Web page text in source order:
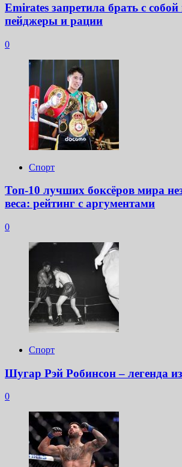
Emirates запретила брать с собой
пейджеры и рации
0
Спорт
Топ-10 лучших боксёров мира
веса: рейтинг с аргументами
0
Спорт
Шугар Рэй Робинсон – легенда
0